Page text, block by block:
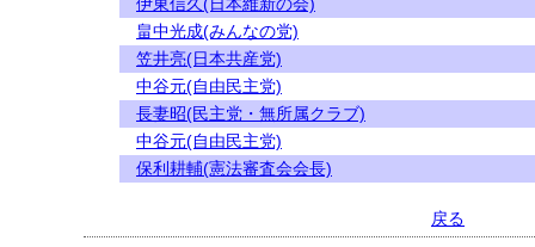
畠中光成(みんなの党)
笠井亮(日本共産党)
中谷元(自由民主党)
長妻昭(民主党・無所属クラブ)
中谷元(自由民主党)
保利耕輔(憲法審査会会長)
戻る